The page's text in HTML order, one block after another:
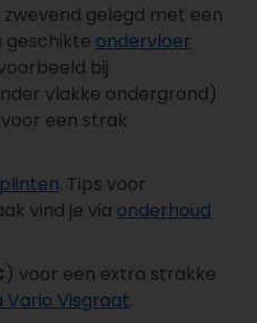
gelegd met een
geschikte ondervloer
bij
vlakke ondergrond)
een strak
plinten. Tips voor
vind je via onderhoud
) voor een extra strakke
Vario Visgraat.